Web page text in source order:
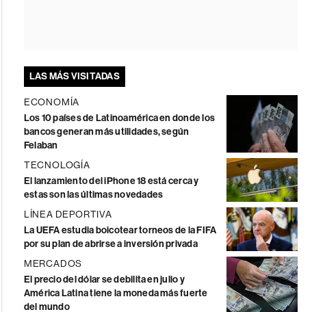
LAS MÁS VISITADAS
ECONOMÍA
Los 10 países de Latinoamérica en donde los
bancos generan más utilidades, según
Felaban
TECNOLOGÍA
El lanzamiento del iPhone 18 está cerca y
estas son las últimas novedades
LÍNEA DEPORTIVA
La UEFA estudia boicotear torneos de la FIFA
por su plan de abrirse a inversión privada
MERCADOS
El precio del dólar se debilita en julio y
América Latina tiene la moneda más fuerte
del mundo